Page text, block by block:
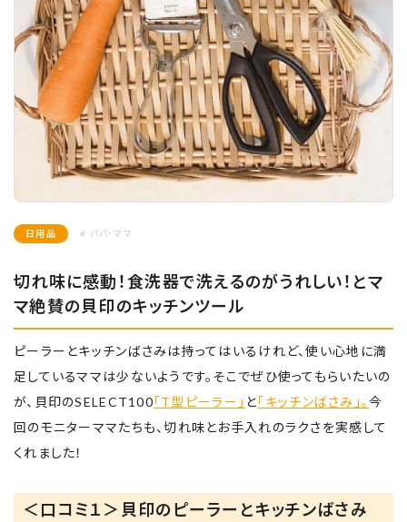
日用品 # パパ・ママ
切れ味に感動！食洗器で洗えるのがうれしい！とマ
マ絶賛の貝印のキッチンツール
ピーラーとキッチンばさみは持ってはいるけれど、使い心地に満
足しているママは少ないようです。そこでぜひ使ってもらいたいの
が、貝印のSELECT100「T型ピーラー」 と「キッチンばさみ」。今
回のモニターママたちも、切れ味とお手入れのラクさを実感して
くれました！
＜口コミ１＞貝印のピーラーとキッチンばさみ